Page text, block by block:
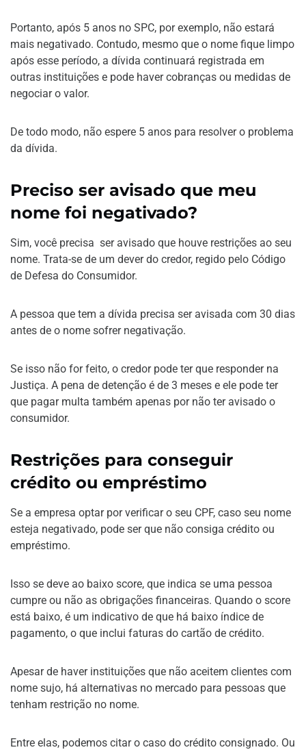
Portanto, após 5 anos no SPC, por exemplo, não estará
mais negativado. Contudo, mesmo que o nome fique limpo
após esse período, a dívida continuará registrada em
outras instituições e pode haver cobranças ou medidas de
negociar o valor.
De todo modo, não espere 5 anos para resolver o problema
da dívida.
Preciso ser avisado que meu
nome foi negativado?
Sim, você precisa ser avisado que houve restrições ao seu
nome. Trata-se de um dever do credor, regido pelo Código
de Defesa do Consumidor.
A pessoa que tem a dívida precisa ser avisada com 30 dias
antes de o nome sofrer negativação.
Se isso não for feito, o credor pode ter que responder na
Justiça. A pena de detenção é de 3 meses e ele pode ter
que pagar multa também apenas por não ter avisado o
consumidor.
Restrições para conseguir
crédito ou empréstimo
Se a empresa optar por verificar o seu CPF, caso seu nome
esteja negativado, pode ser que não consiga crédito ou
empréstimo.
Isso se deve ao baixo score, que indica se uma pessoa
cumpre ou não as obrigações financeiras. Quando o score
está baixo, é um indicativo de que há baixo índice de
pagamento, o que inclui faturas do cartão de crédito.
Apesar de haver instituições que não aceitem clientes com
nome sujo, há alternativas no mercado para pessoas que
tenham restrição no nome.
Entre elas, podemos citar o caso do crédito consignado. Ou